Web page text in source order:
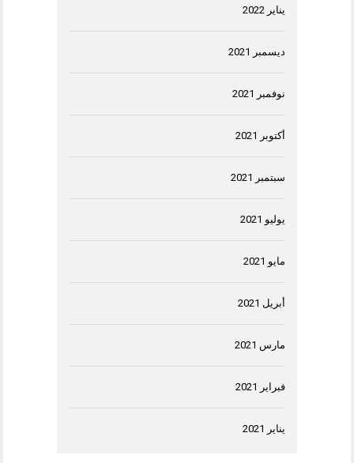
يناير 2022
ديسمبر 2021
نوفمبر 2021
أكتوبر 2021
سبتمبر 2021
يوليو 2021
مايو 2021
أبريل 2021
مارس 2021
فبراير 2021
يناير 2021